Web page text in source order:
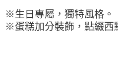
２．訂單成立數日內，您將收到繳費通知
３．收到繳費通知簡訊後14天內，點擊
ATM／網路銀行／等多元方式進行付款
※ 交易是否成功請以「AFTEE先享後
付款後全家取貨-重量限制含紙箱
9.5kg
7-11取貨付款-重量限制含紙箱
※生日專屬，獨特風格。
※蛋糕加分裝飾，點綴西